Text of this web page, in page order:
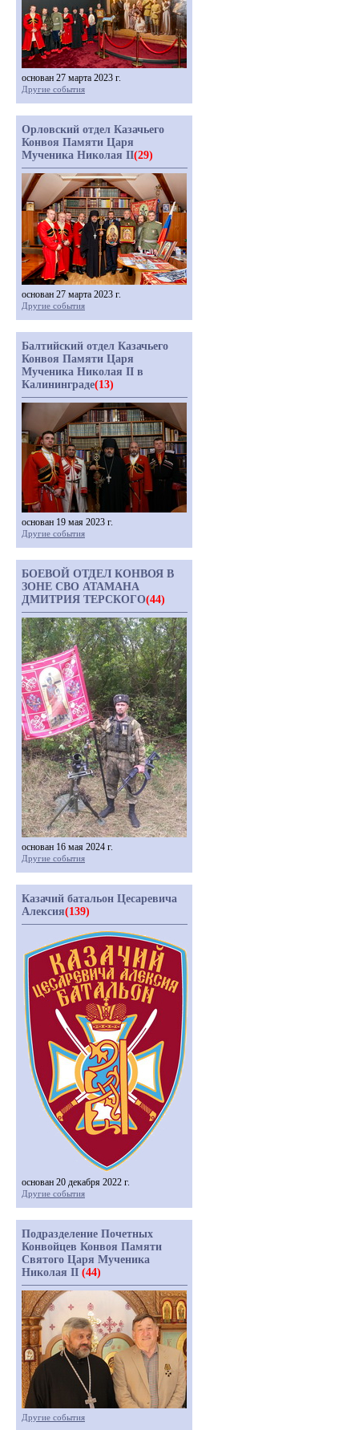
основан 27 марта 2023 г.
Другие события
Орловский отдел Казачьего
Конвоя Памяти Царя
Мученика Николая II(29)
основан 27 марта 2023 г.
Другие события
Балтийский отдел Казачьего
Конвоя Памяти Царя
Мученика Николая II в
Калининграде(13)
основан 19 мая 2023 г.
Другие события
БОЕВОЙ ОТДЕЛ КОНВОЯ В
ЗОНЕ СВО АТАМАНА
ДМИТРИЯ ТЕРСКОГО(44)
основан 16 мая 2024 г.
Другие события
Казачий батальон Цесаревича
Алексия(139)
основан 20 декабря 2022 г.
Другие события
Подразделение Почетных
Конвойцев Конвоя Памяти
Святого Царя Мученика
Николая II (44)
Другие события